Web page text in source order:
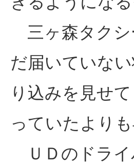
三ヶ森タクシ
だ届いていな
り込みを見せ
っていたより
ＵＤのドライ